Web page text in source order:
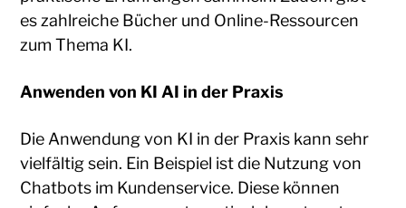
es zahlreiche Bücher und Online-Ressourcen
zum Thema KI.
Anwenden von KI AI in der Praxis
Die Anwendung von KI in der Praxis kann sehr
vielfältig sein. Ein Beispiel ist die Nutzung von
Chatbots im Kundenservice. Diese können